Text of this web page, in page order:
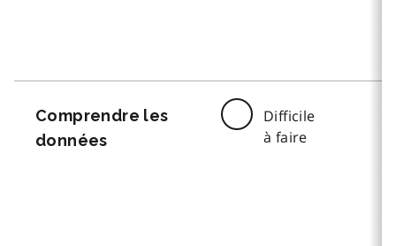
Comprendre les
données
Difficile
à faire